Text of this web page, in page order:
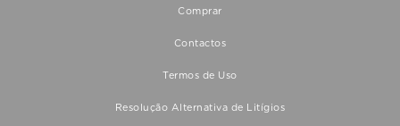
Comprar
Contactos
Termos de Uso
Resolução Alternativa de Litígios